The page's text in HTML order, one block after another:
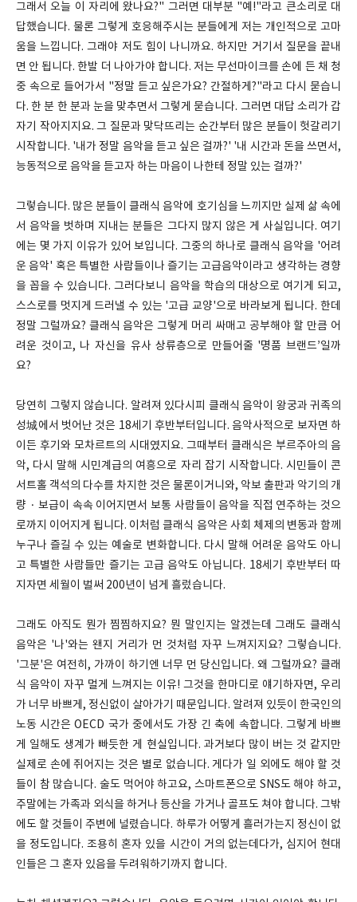
그래서 오늘 이 자리에 왔나요?" 그러면 대부분 "예!"라고 큰소리로 대
답했습니다. 물론 그렇게 호응해주시는 분들에게 저는 개인적으로 고마
움을 느낍니다. 그래야 저도 힘이 나니까요. 하지만 거기서 질문을 끝내
면 안 됩니다. 한발 더 나아가야 합니다. 저는 무선마이크를 손에 든 채 청
중 속으로 들어가서 "정말 듣고 싶은가요? 간절하게?"라고 다시 묻습니
다. 한 분 한 분과 눈을 맞추면서 그렇게 묻습니다. 그러면 대답 소리가 갑
자기 작아지지요. 그 질문과 맞닥뜨리는 순간부터 많은 분들이 헛갈리기
시작합니다. '내가 정말 음악을 듣고 싶은 걸까?' '내 시간과 돈을 쓰면서,
능동적으로 음악을 듣고자 하는 마음이 나한테 정말 있는 걸까?'
그렇습니다. 많은 분들이 클래식 음악에 호기심을 느끼지만 실제 삶 속에
서 음악을 벗하며 지내는 분들은 그다지 많지 않은 게 사실입니다. 여기
에는 몇 가지 이유가 있어 보입니다. 그중의 하나로 클래식 음악을 '어려
운 음악' 혹은 특별한 사람들이나 즐기는 고급음악이라고 생각하는 경향
을 꼽을 수 있습니다. 그러다보니 음악을 학습의 대상으로 여기게 되고,
스스로를 멋지게 드러낼 수 있는 '고급 교양'으로 바라보게 됩니다. 한데
정말 그럴까요? 클래식 음악은 그렇게 머리 싸매고 공부해야 할 만큼 어
려운 것이고, 나 자신을 유사 상류층으로 만들어줄 '명품 브랜드’일까
요?
당연히 그렇지 않습니다. 알려져 있다시피 클래식 음악이 왕궁과 귀족의
성城에서 벗어난 것은 18세기 후반부터입니다. 음악사적으로 보자면 하
이든 후기와 모차르트의 시대였지요. 그때부터 클래식은 부르주아의 음
악, 다시 말해 시민계급의 여흥으로 자리 잡기 시작합니다. 시민들이 콘
서트홀 객석의 다수를 차지한 것은 물론이거니와, 악보 출판과 악기의 개
량 · 보급이 속속 이어지면서 보통 사람들이 음악을 직접 연주하는 것으
로까지 이어지게 됩니다. 이처럼 클래식 음악은 사회 체제의 변동과 함께
누구나 즐길 수 있는 예술로 변화합니다. 다시 말해 어려운 음악도 아니
고 특별한 사람들만 즐기는 고급 음악도 아닙니다. 18세기 후반부터 따
지자면 세월이 벌써 200년이 넘게 흘렀습니다.
그래도 아직도 뭔가 찜찜하지요? 뭔 말인지는 알겠는데 그래도 클래식
음악은 '나'와는 왠지 거리가 먼 것처럼 자꾸 느껴지지요? 그렇습니다.
'그분'은 여전히, 가까이 하기엔 너무 먼 당신입니다. 왜 그럴까요? 클래
식 음악이 자꾸 멀게 느껴지는 이유! 그것을 한마디로 얘기하자면, 우리
가 너무 바쁘게, 정신없이 살아가기 때문입니다. 알려져 있듯이 한국인의
노동 시간은 OECD 국가 중에서도 가장 긴 축에 속합니다. 그렇게 바쁘
게 일해도 생계가 빠듯한 게 현실입니다. 과거보다 많이 버는 것 같지만
실제로 손에 쥐어지는 것은 별로 없습니다. 게다가 일 외에도 해야 할 것
들이 참 많습니다. 술도 먹어야 하고요, 스마트폰으로 SNS도 해야 하고,
주말에는 가족과 외식을 하거나 등산을 가거나 골프도 쳐야 합니다. 그밖
에도 할 것들이 주변에 널렸습니다. 하루가 어떻게 흘러가는지 정신이 없
을 정도입니다. 조용히 혼자 있을 시간이 거의 없는데다가, 심지어 현대
인들은 그 혼자 있음을 두려워하기까지 합니다.